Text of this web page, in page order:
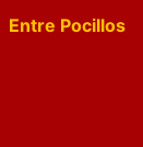
Entre Pocillos